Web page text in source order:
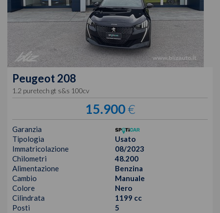
Peugeot 208
1.2 puretech gt s&s 100cv
15.900€
Garanzia
Tipologia
Usato
Immatricolazione
08/2023
Chilometri
48.200
Alimentazione
Benzina
Cambio
Manuale
Colore
Nero
Cilindrata
1199 cc
Posti
5